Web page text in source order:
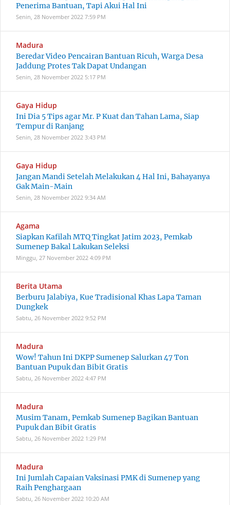
Penerima Bantuan, Tapi Akui Hal Ini
Senin, 28 November 2022 7:59 PM
Madura
Beredar Video Pencairan Bantuan Ricuh, Warga Desa
Jaddung Protes Tak Dapat Undangan
Senin, 28 November 2022 5:17 PM
Gaya Hidup
Ini Dia 5 Tips agar Mr. P Kuat dan Tahan Lama, Siap
Tempur di Ranjang
Senin, 28 November 2022 3:43 PM
Gaya Hidup
Jangan Mandi Setelah Melakukan 4 Hal Ini, Bahayanya
Gak Main-Main
Senin, 28 November 2022 9:34 AM
Agama
Siapkan Kafilah MTQ Tingkat Jatim 2023, Pemkab
Sumenep Bakal Lakukan Seleksi
Minggu, 27 November 2022 4:09 PM
Berita Utama
Berburu Jalabiya, Kue Tradisional Khas Lapa Taman
Dungkek
Sabtu, 26 November 2022 9:52 PM
Madura
Wow! Tahun Ini DKPP Sumenep Salurkan 47 Ton
Bantuan Pupuk dan Bibit Gratis
Sabtu, 26 November 2022 4:47 PM
Madura
Musim Tanam, Pemkab Sumenep Bagikan Bantuan
Pupuk dan Bibit Gratis
Sabtu, 26 November 2022 1:29 PM
Madura
Ini Jumlah Capaian Vaksinasi PMK di Sumenep yang
Raih Penghargaan
Sabtu, 26 November 2022 10:20 AM